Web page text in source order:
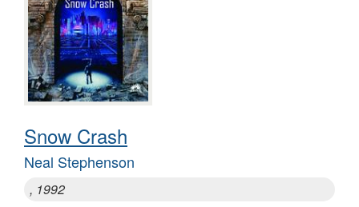
Snow Crash
Neal Stephenson
, 1992